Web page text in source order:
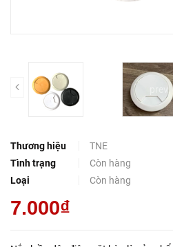
Thương hiệu
TNE
Tình trạng
Còn hàng
Loại
Còn hàng
7.000₫